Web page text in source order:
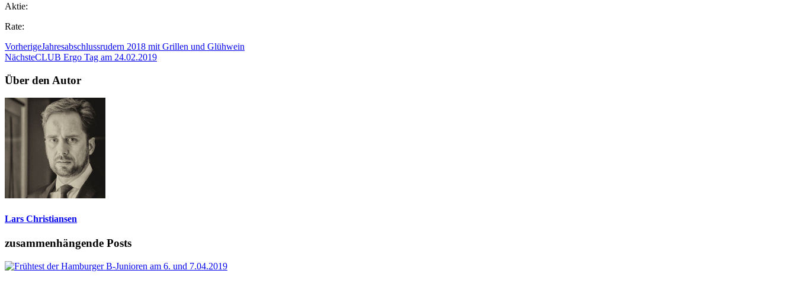
Aktie:
Rate:
VorherigeJahresabschlussrudern 2018 mit Grillen und Glühwein
NächsteCLUB Ergo Tag am 24.02.2019
Über den Autor
Lars Christiansen
zusammenhängende Posts